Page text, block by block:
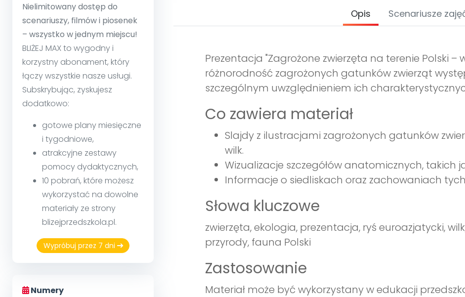
Nielimitowany dostęp do
scenariuszy, filmów i piosenek
– wszystko w jednym miejscu!
BLIŻEJ MAX to wygodny i
korzystny abonament, który
łączy wszystkie nasze usługi.
Subskrybując, zyskujesz
dodatkowo:
gotowe plany miesięczne
i tygodniowe,
atrakcyjne zestawy
pomocy dydaktycznych,
10 pobrań, które możesz
wykorzystać na dowolne
materiały ze strony
blizejprzedszkola.pl.
Wypróbuj przez 7 dni
Numery
Opis Scenariusze
Prezentacja "Zagrożone zwierzęta na terenie Polski
różnorodność zagrożonych gatunków zwierząt
szczególnym uwzględnieniem ich
Co zawiera materiał
Slajdy z ilustracjami zagrożonych gatunków
wilk.
Wizualizacje szczegółów anatomicznych, takich
Informacje o siedliskach oraz zachowaniach
Słowa kluczowe
zwierzęta, ekologia, prezentacja, ryś euroazjatycki,
przyrody, fauna Polski
Zastosowanie
Materiał może być wykorzystany w edukacji